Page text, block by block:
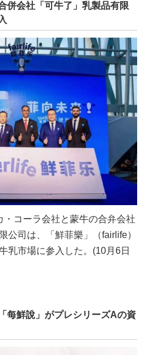
併会社「可牛了」乳製品有限
コーラ会社と蒙牛の合弁会社
公司は、「鮮菲樂」（fairlife）
乳市場に参入した。(10月6日
每鮮說」がプレシリーズAの資